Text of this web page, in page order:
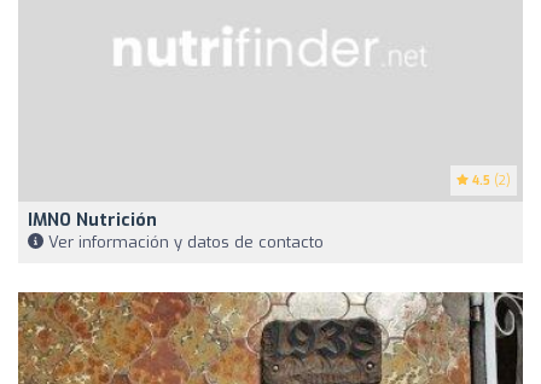
4.5 (2)
IMNO Nutrición
Ver información y datos de contacto